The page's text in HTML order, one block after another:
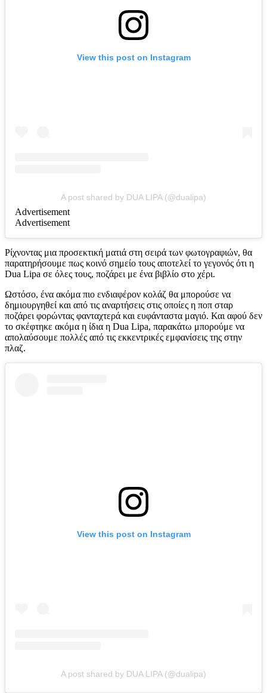
View this post on Instagram
A post shared by DUA LIPA (@dualipa)
Advertisement
Advertisement
Ρίχνοντας μια προσεκτική ματιά στη σειρά των φωτογραφιών, θα
παρατηρήσουμε πως κοινό σημείο τους αποτελεί το γεγονός ότι η
Dua Lipa σε όλες τους, ποζάρει με ένα βιβλίο στο χέρι.
Ωστόσο, ένα ακόμα πιο ενδιαφέρoν κολάζ θα μπορούσε να
δημιουργηθεί και από τις αναρτήσεις στις οποίες η ποπ σταρ
ποζάρει φορώντας φανταχτερά και ευφάνταστα μαγιό. Και αφού δεν
το σκέφτηκε ακόμα η ίδια η Dua Lipa, παρακάτω μπορούμε να
απολαύσουμε πολλές από τις εκκεντρικές εμφανίσεις της στην
πλαζ.
View this post on Instagram
A post shared by DUA LIPA (@dualipa)